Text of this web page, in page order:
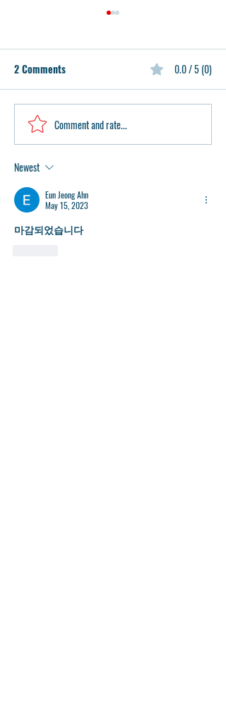
2024년 중등 여름 리딩캠
프 공지 2024 Middle School
Reading Camp
2 Comments 0.0 / 5 (0)
Comment and rate...
Newest
Eun Jeong Ahn
May 15, 2023
마감되었습니다